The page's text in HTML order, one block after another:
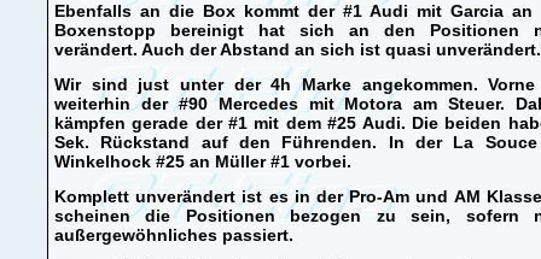
Ebenfalls an die Box kommt der #1 Audi mit Garcia an
Boxenstopp bereinigt hat sich an den Positionen
verändert. Auch der Abstand an sich ist quasi unverändert.
Wir sind just unter der 4h Marke angekommen.
weiterhin der #90 Mercedes mit Motora am Steuer.
kämpfen gerade der #1 mit dem #25 Audi. Die beiden
Sek. Rückstand auf den Führenden. In der La
Winkelhock #25 an Müller #1 vorbei.
Komplett unverändert ist es in der Pro-Am und AM
scheinen die Positionen bezogen zu sein, sofern
außergewöhnliches passiert.